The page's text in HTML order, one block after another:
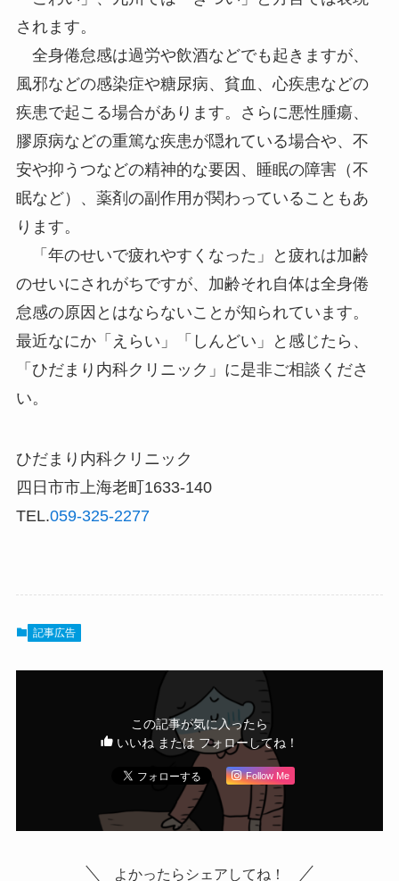
されます。
全身倦怠感は過労や飲酒などでも起きますが、
風邪などの感染症や糖尿病、貧血、心疾患などの
疾患で起こる場合があります。さらに悪性腫瘍、
膠原病などの重篤な疾患が隠れている場合や、不
安や抑うつなどの精神的な要因、睡眠の障害（不
眠など）、薬剤の副作用が関わっていることもあ
ります。
「年のせいで疲れやすくなった」と疲れは加齢
のせいにされがちですが、加齢それ自体は全身倦
怠感の原因とはならないことが知られています。
最近なにか「えらい」「しんどい」と感じたら、
「ひだまり内科クリニック」に是非ご相談くださ
い。
ひだまり内科クリニック
四日市市上海老町1633-140
TEL.059-325-2277
記事広告
この記事が気に入ったら
いいね または フォローしてね！
Follow Me
よかったらシェアしてね！